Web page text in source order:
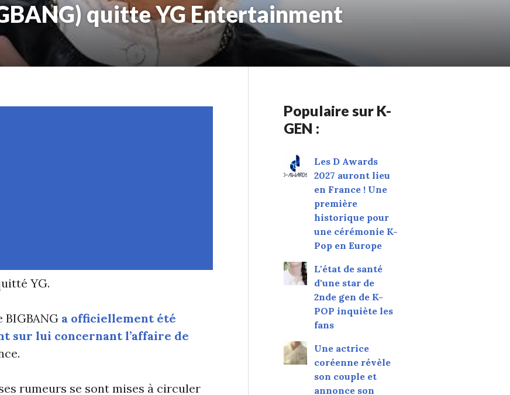
quitte YG Entertainment
YG.
BIGBANG a officiellement été
sur lui concernant l’affaire de
rumeurs se sont mises à circuler
Populaire sur K-
GEN :
Les D Awards
2027 auront lieu
en France ! Une
première
historique pour
une cérémonie K-
Pop en Europe
L'état de santé
d'une star de
2nde gen de K-
POP inquiète les
fans
Une actrice
coréenne révèle
son couple et
annonce son